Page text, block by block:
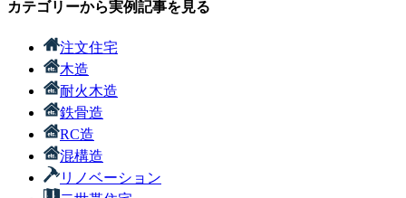
カテゴリーから実例記事を見る
注文住宅
木造
耐火木造
鉄骨造
RC造
混構造
リノベーション